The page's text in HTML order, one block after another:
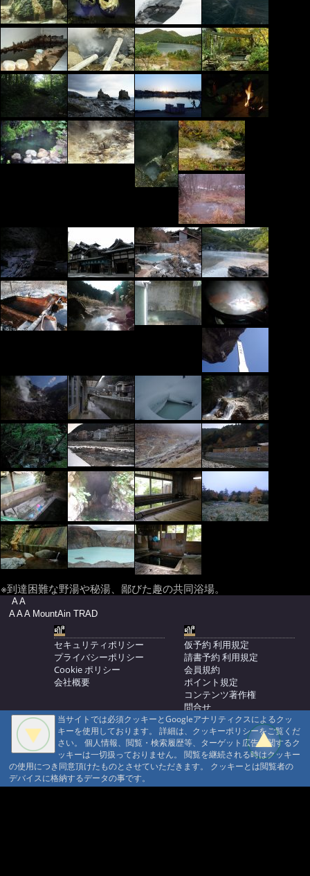
※到達困難な野湯や秘湯、鄙びた趣の共同浴場。
A A
A A A MountAin TRAD
セキュリティポリシー
プライバシーポリシー
Cookie ポリシー
会社概要
仮予約 利用規定
請書予約 利用規定
会員規約
ポイント規定
コンテンツ著作権
問合せ
マウンテントラッド株式会社
〒386-1211 長野県上田市下之郷692
0268371176
© 1999-2026 MountAin TRAD ® Inc. https://www.mountaintrad.co.jp
当サイトでは必須クッキーとGoogleアナリティクスによるクッ
キーを使用しております。 詳細は、クッキーポリシーをご覧くだ
さい。 個人情報、閲覧・検索履歴等、ターゲット広告に関するク
ッキーは一切扱っておりません。 閲覧を継続される時はクッキー
の使用につき同意頂けたものとさせていただきます。 クッキーとは閲覧者の
デバイスに格納するデータの事です。